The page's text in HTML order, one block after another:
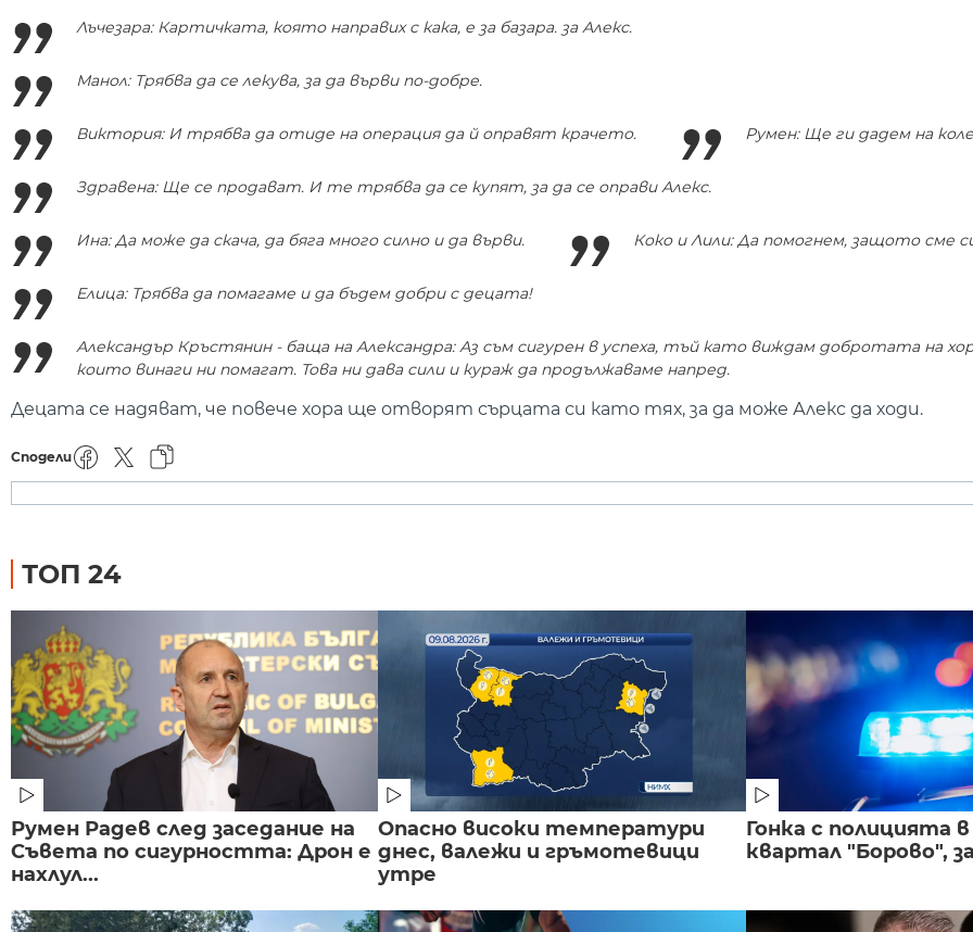
Лъчезара: Картичката, която направих с кака, е за базара. за Алекс.
Манол: Трябва да се лекува, за да върви по-добре.
Виктория: И трябва да отиде на операция да й оправят крачето. Румен: Ще ги дадем на
Здравена: Ще се продават. И те трябва да се купят, за да се оправи Алекс.
Ина: Да може да скача, да бяга много силно и да върви. Коко и Лили: Да помогнем, защото сме
Елица: Трябва да помагаме и да бъдем добри с децата!
Александър Кръстянин - баща на Александра: Аз съм сигурен в успеха, тъй като виждам добротата на
които винаги ни помагат. Това ни дава сили и кураж да продължаваме напред.
Децата се надяват, че повече хора ще отворят сърцата си като тях, за да може Алекс да ходи.
Сподели
ТОП 24
Румен Радев след заседание на
Съвета по сигурността: Дрон е
нахлул...
Опасно високи температури
днес, валежи и гръмотевици
утре
Гонка с полицията
квартал "Борово",